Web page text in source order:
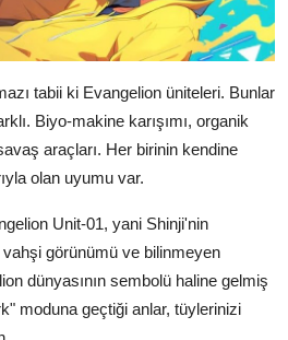
tabii ki Evangelion üniteleri. Bunlar
Biyo-makine karışımı, organik
araçları. Her birinin kendine
olan uyumu var.
Unit-01, yani Shinji'nin
vahşi görünümü ve bilinmeyen
dünyasının sembolü haline gelmiş
moduna geçtiği anlar, tüylerinizi